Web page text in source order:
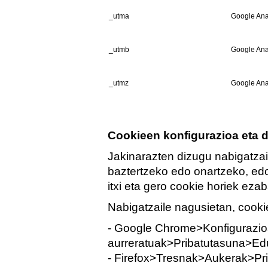
_utma Google
_utmb Google
_utmz Google
Cookieen konfigurazioa eta
Jakinarazten dizugu
baztertzeko edo onartzeko,
itxi eta gero cookie horiek
Nabigatzaile nagusietan,
- Google
-